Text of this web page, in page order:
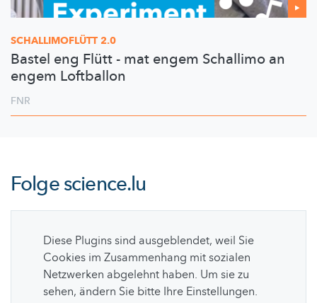
SCHALLIMOFLÜTT 2.0
Bastel eng Flütt - mat engem Schallimo an
engem Loftballon
FNR
Folgescience.lu
Diese Plugins sind ausgeblendet, weil Sie
Cookies im Zusammenhang mit sozialen
Netzwerken abgelehnt haben. Um sie zu
sehen, ändern Sie bitte Ihre Einstellungen.